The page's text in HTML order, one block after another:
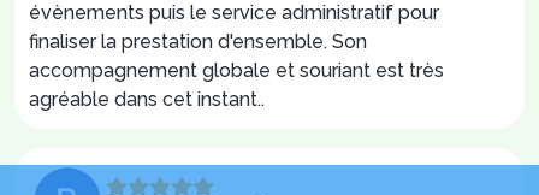
évènements puis le service administratif pour
finaliser la prestation d'ensemble. Son
accompagnement globale et souriant est très
agréable dans cet instant..